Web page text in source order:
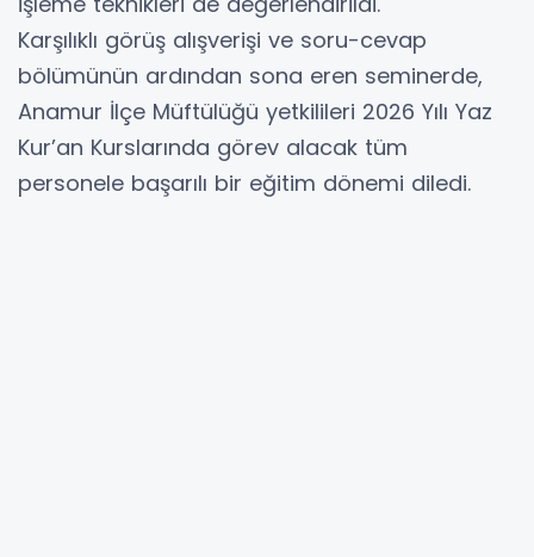
Karşılıklı görüş alışverişi ve soru-cevap
bölümünün ardından sona eren seminerde,
Anamur İlçe Müftülüğü yetkilileri 2026 Yılı Yaz
Kur’an Kurslarında görev alacak tüm
personele başarılı bir eğitim dönemi diledi.